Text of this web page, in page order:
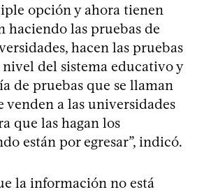
opción y ahora tienen
haciendo las pruebas de
hacen las pruebas
del sistema educativo y
de pruebas que se llaman
venden a las universidades
que las hagan los
están por egresar”, indicó.
la información no está